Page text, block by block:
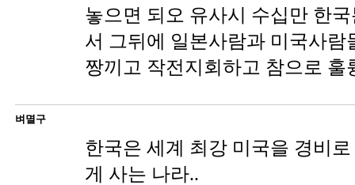
놓으면 되오 유사시 수십만 한
서 그뒤에 일본사람과 미국사람
짱끼고 작전지회하고 참으로 훌
벼멸구
한국은 세계 최강 미국을 경비
게 사는 나라..